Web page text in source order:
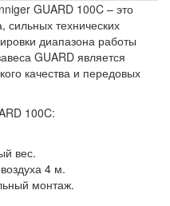
GUARD 100C – это
сильных технических
диапазона работы
GUARD является
качества и передовых
100C:
вес.
4 м.
монтаж.